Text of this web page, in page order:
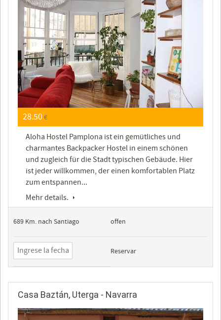
28.50€
Aloha Hostel Pamplona ist ein gemütliches und
charmantes Backpacker Hostel in einem schönen
und zugleich für die Stadt typischen Gebäude. Hier
ist jeder willkommen, der einen komfortablen Platz
zum entspannen...
Mehr details.
689 Km. nach Santiago offen
Reservar
Casa Baztán, Uterga - Navarra